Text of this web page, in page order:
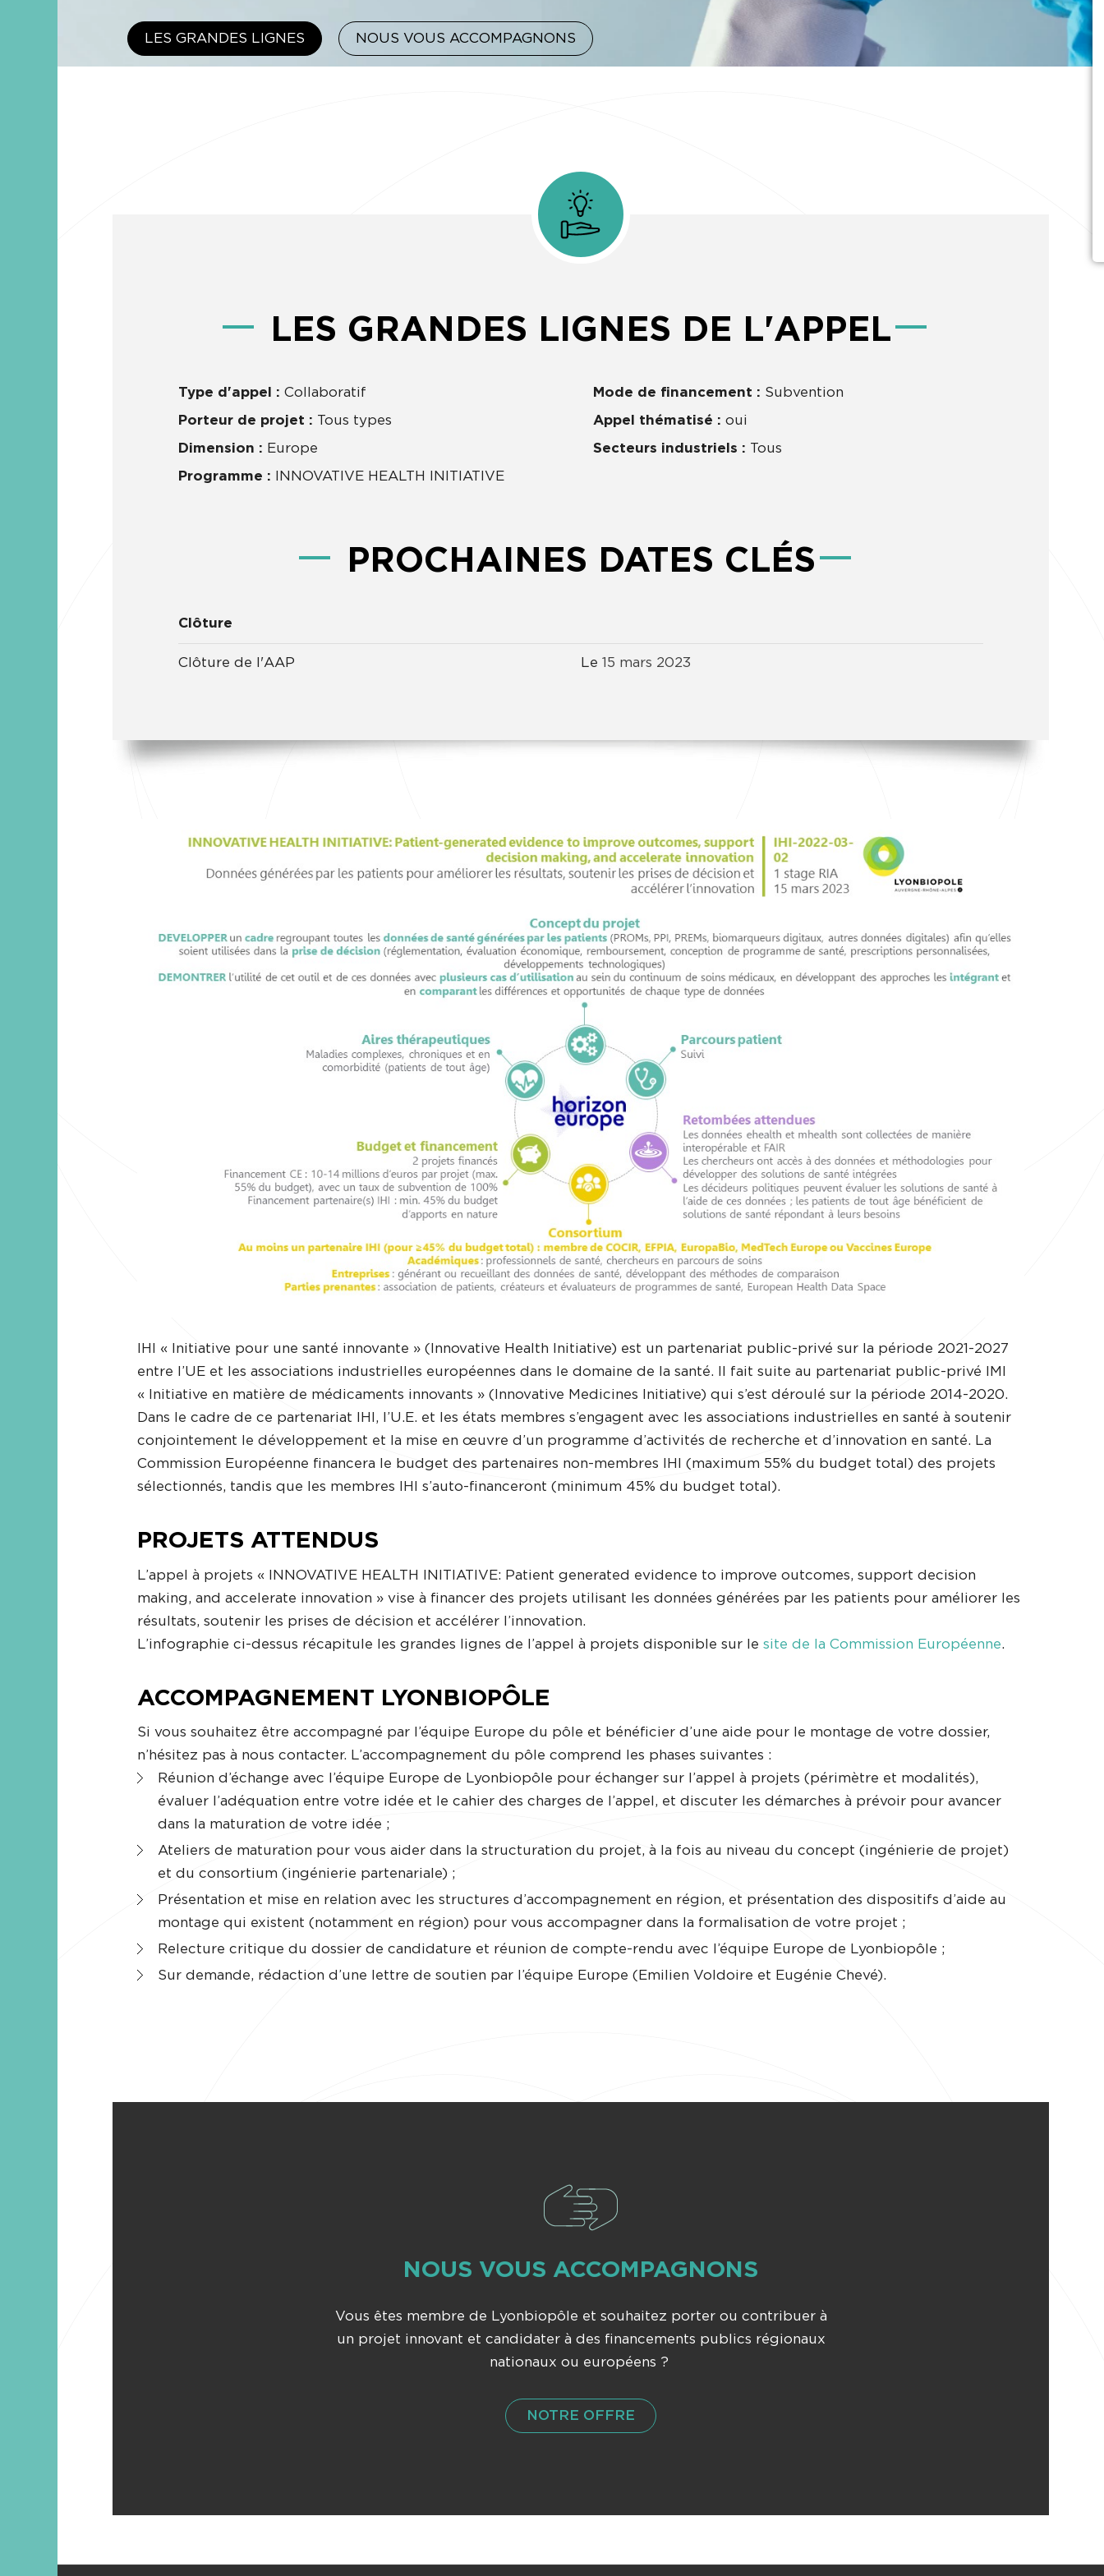
LES GRANDES LIGNES NOUS VOUS ACCOMPAGNONS
LES GRANDES LIGNES DE L'APPEL
Type d'appel : Collaboratif
Porteur de projet : Tous types
Dimension : Europe
Programme : INNOVATIVE HEALTH INITIATIVE
Mode de financement : Subvention
Appel thématisé : oui
Secteurs industriels : Tous
PROCHAINES DATES CLÉS
Clôture
Clôture de l'AAP Le 15 mars 2023
IHI « Initiative pour une santé innovante » (Innovative Health Initiative) est un partenariat public-privé sur la période 2021-2027
entre l’UE et les associations industrielles européennes dans le domaine de la santé. Il fait suite au partenariat public-privé IMI
« Initiative en matière de médicaments innovants » (Innovative Medicines Initiative) qui s’est déroulé sur la période 2014-2020.
Dans le cadre de ce partenariat IHI, l’U.E. et les états membres s’engagent avec les associations industrielles en santé à soutenir
conjointement le développement et la mise en œuvre d’un programme d’activités de recherche et d’innovation en santé. La
Commission Européenne financera le budget des partenaires non-membres IHI (maximum 55% du budget total) des projets
sélectionnés, tandis que les membres IHI s’auto-financeront (minimum 45% du budget total).
PROJETS ATTENDUS
L’appel à projets « INNOVATIVE HEALTH INITIATIVE: Patient generated evidence to improve outcomes, support decision
making, and accelerate innovation » vise à financer des projets utilisant les données générées par les patients pour améliorer les
résultats, soutenir les prises de décision et accélérer l’innovation.
L’infographie ci-dessus récapitule les grandes lignes de l’appel à projets disponible sur le site de la Commission Européenne.
ACCOMPAGNEMENT LYONBIOPÔLE
Si vous souhaitez être accompagné par l’équipe Europe du pôle et bénéficier d’une aide pour le montage de votre dossier,
n’hésitez pas à nous contacter. L’accompagnement du pôle comprend les phases suivantes :
Réunion d’échange avec l’équipe Europe de Lyonbiopôle pour échanger sur l’appel à projets (périmètre et modalités),
évaluer l’adéquation entre votre idée et le cahier des charges de l’appel, et discuter les démarches à prévoir pour avancer
dans la maturation de votre idée ;
Ateliers de maturation pour vous aider dans la structuration du projet, à la fois au niveau du concept (ingénierie de projet)
et du consortium (ingénierie partenariale) ;
Présentation et mise en relation avec les structures d’accompagnement en région, et présentation des dispositifs d’aide au
montage qui existent (notamment en région) pour vous accompagner dans la formalisation de votre projet ;
Relecture critique du dossier de candidature et réunion de compte-rendu avec l’équipe Europe de Lyonbiopôle ;
Sur demande, rédaction d’une lettre de soutien par l’équipe Europe (Emilien Voldoire et Eugénie Chevé).
NOUS VOUS ACCOMPAGNONS
Vous êtes membre de Lyonbiopôle et souhaitez porter ou contribuer à
un projet innovant et candidater à des financements publics régionaux
nationaux ou européens ?
NOTRE OFFRE